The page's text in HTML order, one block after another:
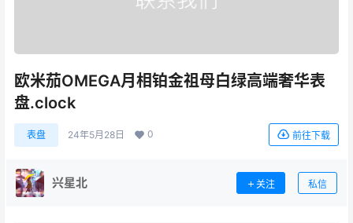
欧米茄OMEGA月相铂金祖母白绿高端奢华表
盘.clock
表盘 24年5月28日 0 前往下载
兴星北 关注 私信